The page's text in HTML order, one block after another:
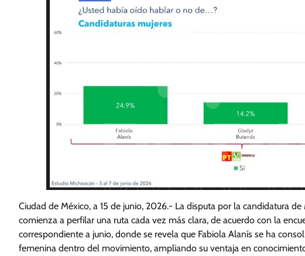
Ciudad de México, a 15 de junio, 2026.- La disputa por la candidatura
comienza a perfilar una ruta cada vez más clara, de acuerdo con la
correspondiente a junio, donde se revela que Fabiola Alanís se ha
femenina dentro del movimiento, ampliando su ventaja en